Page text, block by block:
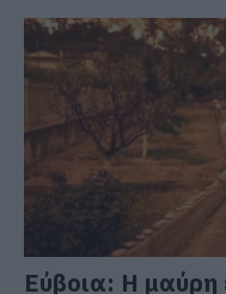
Εύβοια: Η μαύρη